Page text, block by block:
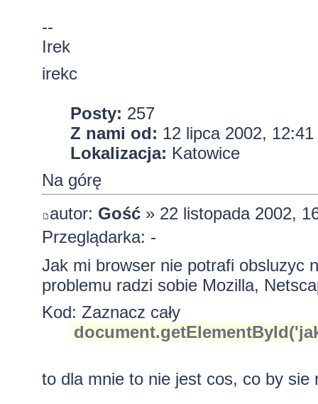
--
Irek
irekc
Posty: 257
Z nami od: 12 lipca 2002, 12:41
Lokalizacja: Katowice
Na górę
autor: Gość» 22 listopada 2002,
Przeglądarka: -
Jak mi browser nie potrafi obsluzyc
problemu radzi sobie Mozilla,
Kod: Zaznacz cały
to dla mnie to nie jest cos, co by sie